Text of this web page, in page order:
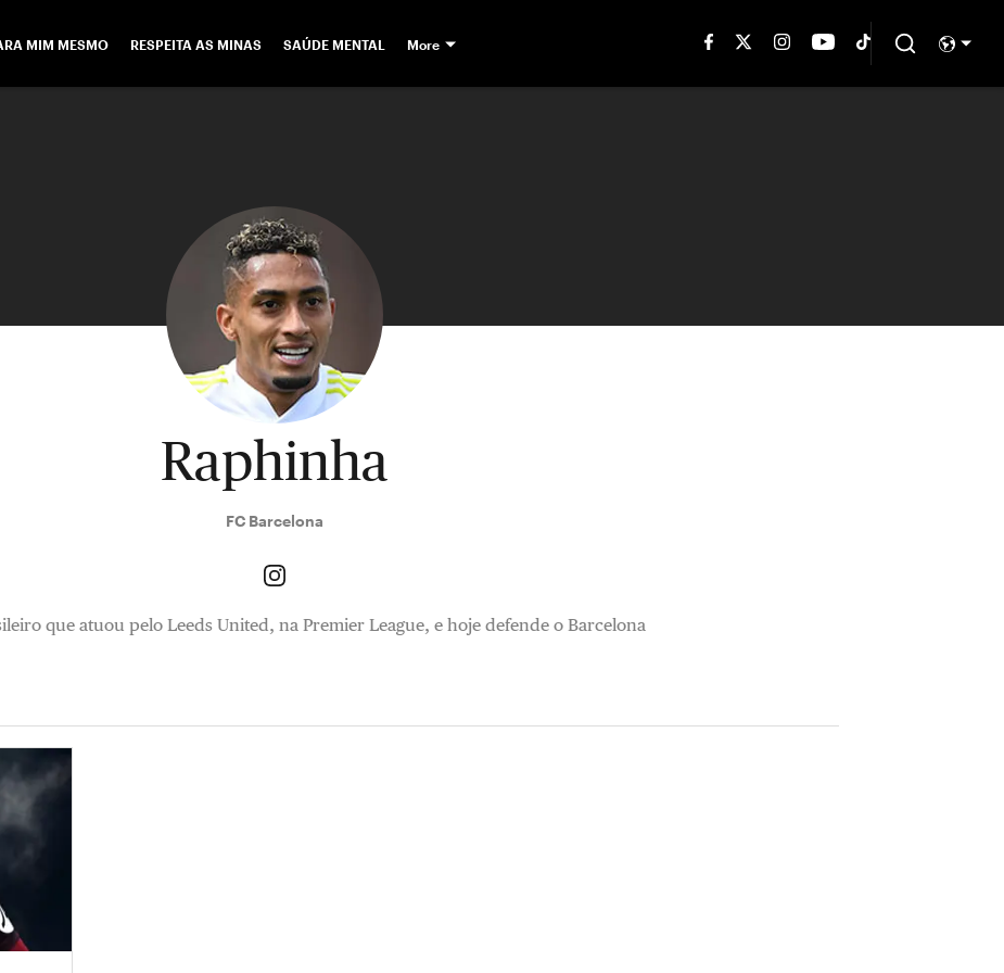
MIM MESMO RESPEITA AS MINAS SAÚDE MENTAL More
Raphinha
FC Barcelona
que atuou pelo Leeds United, na Premier League, e hoje defende o Barcelona